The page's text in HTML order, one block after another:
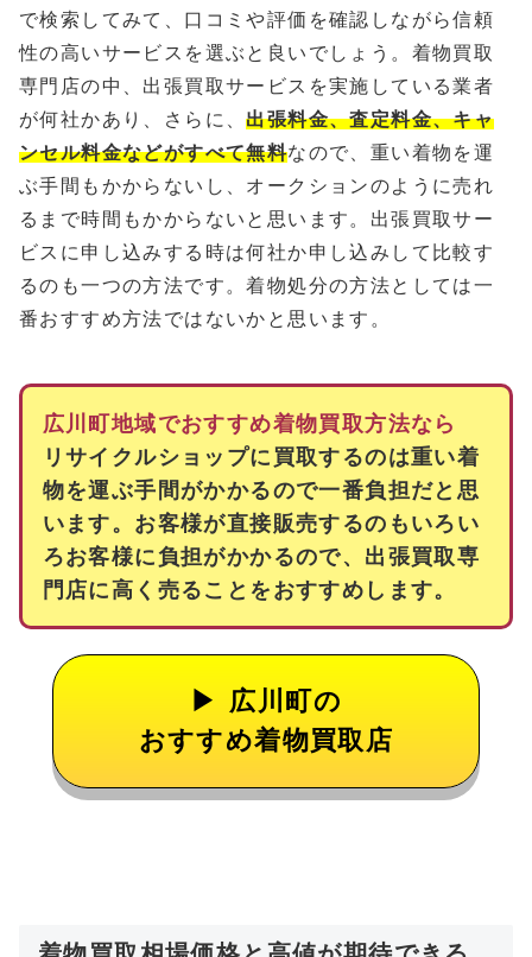
で検索してみて、口コミや評価を確認しながら信頼
性の高いサービスを選ぶと良いでしょう。着物買取
専門店の中、出張買取サービスを実施している業者
が何社かあり、さらに、出張料金、査定料金、キャ
ンセル料金などがすべて無料なので、重い着物を運
ぶ手間もかからないし、オークションのように売れ
るまで時間もかからないと思います。出張買取サー
ビスに申し込みする時は何社か申し込みして比較す
るのも一つの方法です。着物処分の方法としては一
番おすすめ方法ではないかと思います。
広川町地域でおすすめ着物買取方法なら
リサイクルショップに買取するのは重い着
物を運ぶ手間がかかるので一番負担だと思
います。お客様が直接販売するのもいろい
ろお客様に負担がかかるので、出張買取専
門店に高く売ることをおすすめします。
広川町の
おすすめ着物買取店